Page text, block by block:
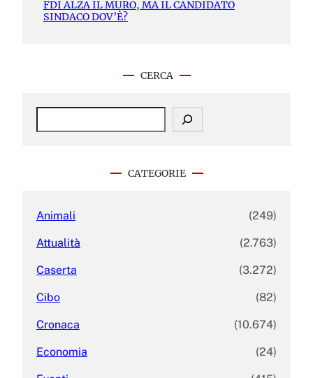
FDI ALZA IL MURO, MA IL CANDIDATO
SINDACO DOV’È?
CERCA
S
CATEGORIE
Animali (249)
Attualità (2.763)
Caserta (3.272)
Cibo (82)
Cronaca (10.674)
Economia (24)